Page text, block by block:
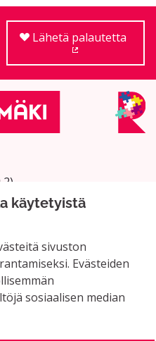
käytetyistä
sivuston
Evästeiden
sosiaalisen median
Lähetä palautetta